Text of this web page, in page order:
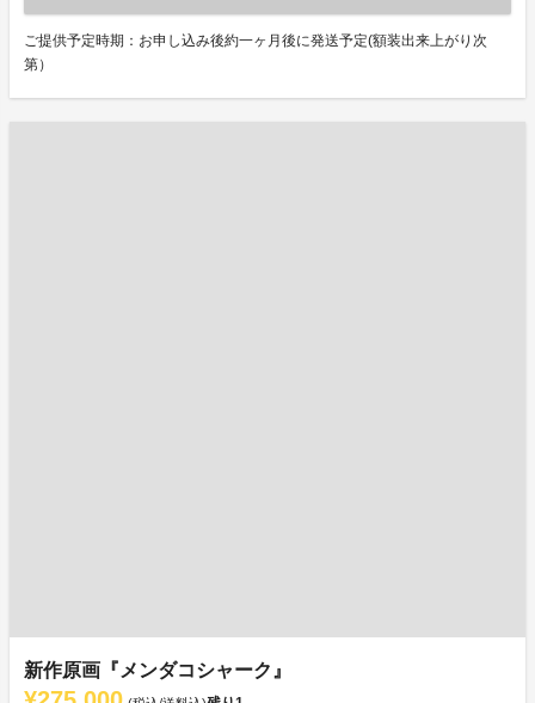
ご提供予定時期：お申し込み後約一ヶ月後に発送予定(額装出来上がり次
第）
新作原画『メンダコシャーク』